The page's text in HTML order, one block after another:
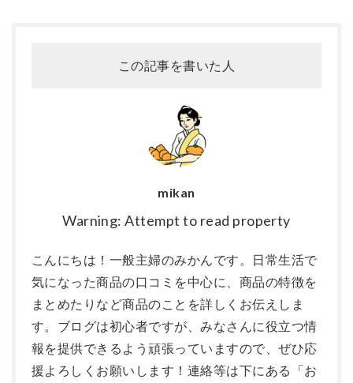
この記事を書いた人
mikan
Warning: Attempt to read property
こんにちは！一般主婦のみかんです。日常生活で
気になった商品の口コミを中心に、商品の特徴を
まとめたりなど商品のことを詳しくお伝えしま
す。ブログは初心者ですが、みなさんに役立つ情
報を提供できるよう頑張っていますので、ぜひ応
援よろしくお願いします！連絡等は下にある「お